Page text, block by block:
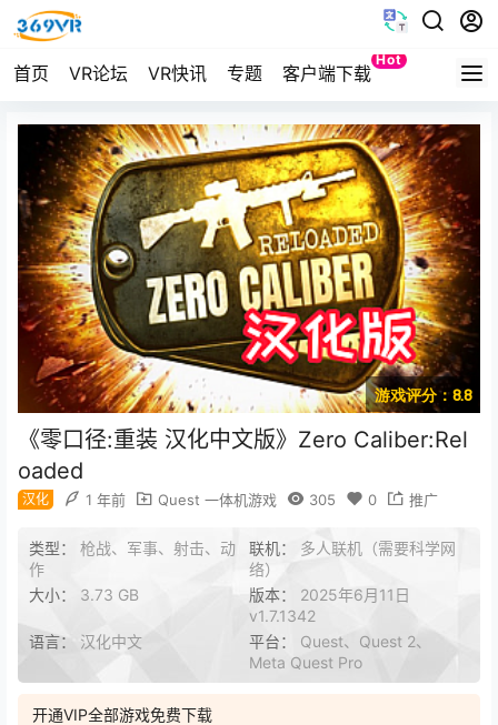
首页 VR论坛 VR快讯 专题 客户端下载
Hot
Quest
游戏评分：8.8
《零口径:重装 汉化中文版》Zero Caliber:Rel
oaded
汉化 1 年前 Quest 一体机游戏 305 0 推广
类型： 枪战、军事、射击、动
作
联机： 多人联机（需要科学网
络）
大小： 3.73 GB 版本： 2025年6月11日
v1.7.1342
语言： 汉化中文 平台： Quest、Quest 2、
Meta Quest Pro
开通VIP全部游戏免费下载